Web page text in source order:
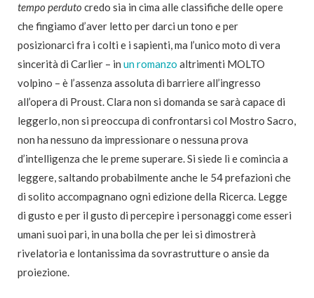
tempo perduto credo sia in cima alle classifiche delle opere
che fingiamo d’aver letto per darci un tono e per
posizionarci fra i colti e i sapienti, ma l’unico moto di vera
sincerità di Carlier – in un romanzo altrimenti MOLTO
volpino – è l’assenza assoluta di barriere all’ingresso
all’opera di Proust. Clara non si domanda se sarà capace di
leggerlo, non si preoccupa di confrontarsi col Mostro Sacro,
non ha nessuno da impressionare o nessuna prova
d’intelligenza che le preme superare. Si siede lì e comincia a
leggere, saltando probabilmente anche le 54 prefazioni che
di solito accompagnano ogni edizione della Ricerca. Legge
di gusto e per il gusto di percepire i personaggi come esseri
umani suoi pari, in una bolla che per lei si dimostrerà
rivelatoria e lontanissima da sovrastrutture o ansie da
proiezione.